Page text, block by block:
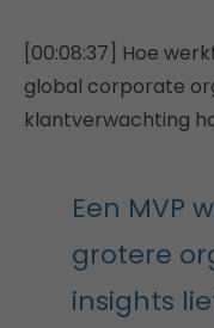
[00:08:37] Hoe
global corporate
klantverwachting
Een MVP
grotere
insights